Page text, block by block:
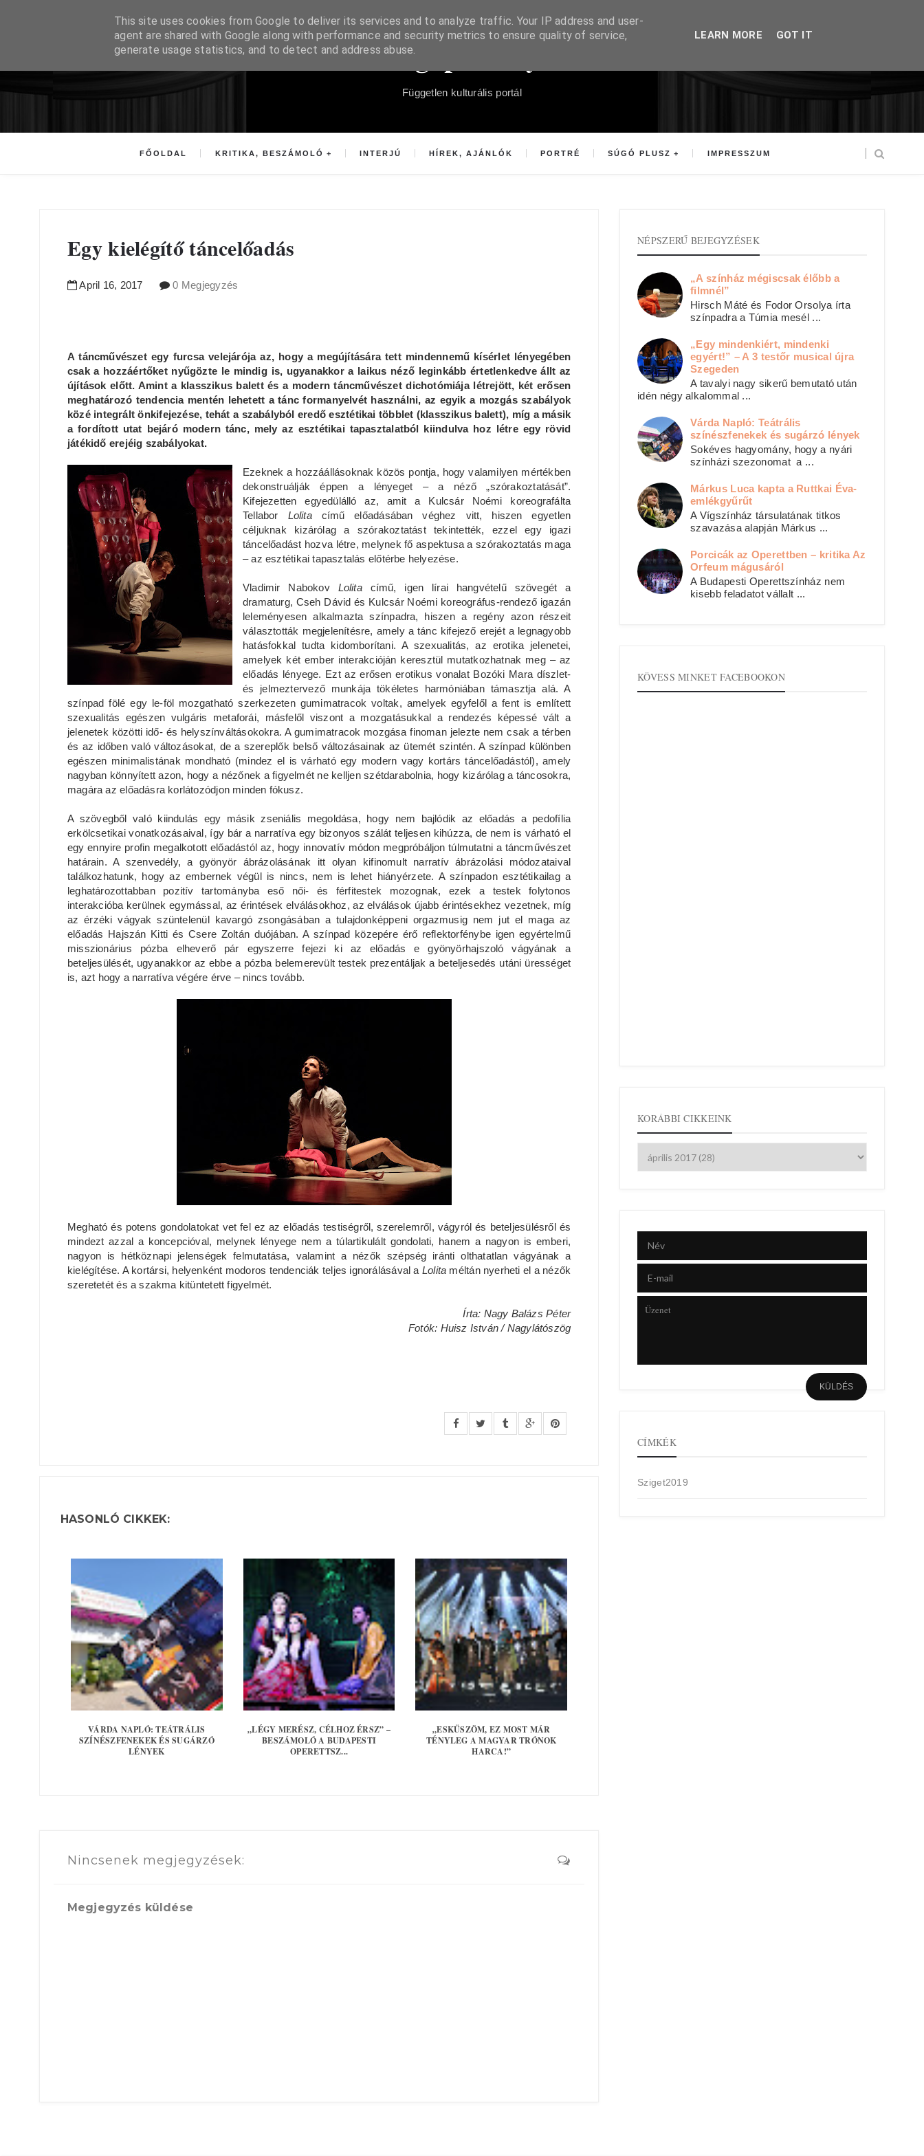
Súgópéldány
Független kulturális portál
FŐOLDAL KRITIKA, BESZÁMOLÓ INTERJÚ HÍREK, AJÁNLÓK PORTRÉ SÚGÓ PLUSZ IMPRESSZUM
Egy kielégítő táncelőadás
April 16, 2017 0 Megjegyzés
A táncművészet egy furcsa velejárója az, hogy a megújítására tett mindennemű kísérlet lényegében
csak a hozzáértőket nyűgözte le mindig is, ugyanakkor a laikus néző leginkább értetlenkedve állt az
újítások előtt. Amint a klasszikus balett és a modern táncművészet dichotómiája létrejött, két erősen
meghatározó tendencia mentén lehetett a tánc formanyelvét használni, az egyik a mozgás szabályok
közé integrált önkifejezése, tehát a szabályból eredő esztétikai többlet (klasszikus balett), míg a másik
a fordított utat bejáró modern tánc, mely az esztétikai tapasztalatból kiindulva hoz létre egy rövid
játékidő erejéig szabályokat.
Ezeknek a hozzáállásoknak közös pontja, hogy valamilyen mértékben
dekonstruálják éppen a lényeget – a néző „szórakoztatását”.
Kifejezetten egyedülálló az, amit a Kulcsár Noémi koreografálta
Tellabor Lolita című előadásában véghez vitt, hiszen egyetlen
céljuknak kizárólag a szórakoztatást tekintették, ezzel egy igazi
táncelőadást hozva létre, melynek fő aspektusa a szórakoztatás maga
– az esztétikai tapasztalás előtérbe helyezése.
Vladimir Nabokov Lolita című, igen lírai hangvételű szövegét a
dramaturg, Cseh Dávid és Kulcsár Noémi koreográfus-rendező igazán
leleményesen alkalmazta színpadra, hiszen a regény azon részeit
választották megjelenítésre, amely a tánc kifejező erejét a legnagyobb
hatásfokkal tudta kidomborítani. A szexualitás, az erotika jelenetei,
amelyek két ember interakcióján keresztül mutatkozhatnak meg – az
előadás lényege. Ezt az erősen erotikus vonalat Bozóki Mara díszlet-
és jelmeztervező munkája tökéletes harmóniában támasztja alá. A
színpad fölé egy le-föl mozgatható szerkezeten gumimatracok voltak, amelyek egyfelől a fent is említett
szexualitás egészen vulgáris metaforái, másfelől viszont a mozgatásukkal a rendezés képessé vált a
jelenetek közötti idő- és helyszínváltásokokra. A gumimatracok mozgása finoman jelezte nem csak a térben
és az időben való változásokat, de a szereplők belső változásainak az ütemét szintén. A színpad különben
egészen minimalistának mondható (mindez el is várható egy modern vagy kortárs táncelőadástól), amely
nagyban könnyített azon, hogy a nézőnek a figyelmét ne kelljen szétdarabolnia, hogy kizárólag a táncosokra,
magára az előadásra korlátozódjon minden fókusz.
A szövegből való kiindulás egy másik zseniális megoldása, hogy nem bajlódik az előadás a pedofília
erkölcsetikai vonatkozásaival, így bár a narratíva egy bizonyos szálát teljesen kihúzza, de nem is várható el
egy ennyire profin megalkotott előadástól az, hogy innovatív módon megpróbáljon túlmutatni a táncművészet
határain. A szenvedély, a gyönyör ábrázolásának itt olyan kifinomult narratív ábrázolási módozataival
találkozhatunk, hogy az embernek végül is nincs, nem is lehet hiányérzete. A színpadon esztétikailag a
leghatározottabban pozitív tartományba eső női- és férfitestek mozognak, ezek a testek folytonos
interakcióba kerülnek egymással, az érintések elválásokhoz, az elválások újabb érintésekhez vezetnek, míg
az érzéki vágyak szüntelenül kavargó zsongásában a tulajdonképpeni orgazmusig nem jut el maga az
előadás Hajszán Kitti és Csere Zoltán duójában. A színpad közepére érő reflektorfénybe igen egyértelmű
misszionárius pózba elheverő pár egyszerre fejezi ki az előadás e gyönyörhajszoló vágyának a
beteljesülését, ugyanakkor az ebbe a pózba belemerevült testek prezentáljak a beteljesedés utáni ürességet
is, azt hogy a narratíva végére érve – nincs tovább.
Megható és potens gondolatokat vet fel ez az előadás testiségről, szerelemről, vágyról és beteljesülésről és
mindezt azzal a koncepcióval, melynek lényege nem a túlartikulált gondolati, hanem a nagyon is emberi,
nagyon is hétköznapi jelenségek felmutatása, valamint a nézők szépség iránti olthatatlan vágyának a
kielégítése. A kortársi, helyenként modoros tendenciák teljes ignorálásával a Lolita méltán nyerheti el a nézők
szeretetét és a szakma kitüntetett figyelmét.
Írta: Nagy Balázs Péter
Fotók: Huisz István / Nagylátószög
HASONLÓ CIKKEK:
VÁRDA NAPLÓ: TEÁTRÁLIS
SZÍNÉSZFENEKEK ÉS SUGÁRZÓ
LÉNYEK
„LÉGY MERÉSZ, CÉLHOZ ÉRSZ” –
BESZÁMOLÓ A BUDAPESTI
OPERETTSZ...
„ESKÜSZÖM, EZ MOST MÁR
TÉNYLEG A MAGYAR TRÓNOK
HARCA!”
Nincsenek megjegyzések:
Megjegyzés küldése
NÉPSZERŰ BEJEGYZÉSEK
„A színház mégiscsak élőbb a
filmnél”
Hirsch Máté és Fodor Orsolya írta
színpadra a Túmia mesél ...
„Egy mindenkiért, mindenki
egyért!” – A 3 testőr musical újra
Szegeden
A tavalyi nagy sikerű bemutató után
idén négy alkalommal ...
Várda Napló: Teátrális
színészfenekek és sugárzó lények
Sokéves hagyomány, hogy a nyári
színházi szezonomat a ...
Márkus Luca kapta a Ruttkai Éva-
emlékgyűrűt
A Vígszínház társulatának titkos
szavazása alapján Márkus ...
Porcicák az Operettben – kritika Az
Orfeum mágusáról
A Budapesti Operettszínház nem
kisebb feladatot vállalt ...
KÖVESS MINKET FACEBOOKON
KORÁBBI CIKKEINK
CÍMKÉK
Sziget2019
This site uses cookies from Google to deliver its services and to analyze traffic. Your IP address and user-
agent are shared with Google along with performance and security metrics to ensure quality of service,
generate usage statistics, and to detect and address abuse.
LEARN MORE GOT IT